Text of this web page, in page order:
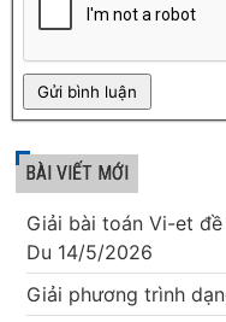
BÀI VIẾT MỚI
Giải bài toán Vi-et
Du 14/5/2026
Giải phương trình